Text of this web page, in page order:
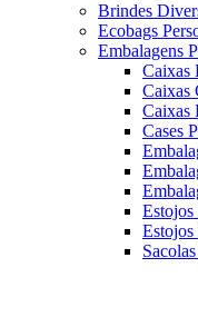
Brindes
Ecobags
Embalagens
Caixas
Caixas
Caixas
Cases
Estojos
Estojos